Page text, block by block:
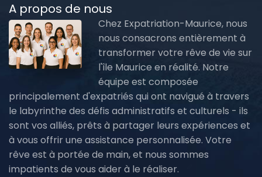
A propos de nous
Chez Expatriation-Maurice, nous
nous consacrons entièrement à
transformer votre rêve de vie sur
l'île Maurice en réalité. Notre
équipe est composée
principalement d'expatriés qui ont navigué à travers
le labyrinthe des défis administratifs et culturels - ils
sont vos alliés, prêts à partager leurs expériences et
à vous offrir une assistance personnalisée. Votre
rêve est à portée de main, et nous sommes
impatients de vous aider à le réaliser.